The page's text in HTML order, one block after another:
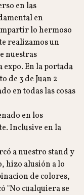
en las
en
lo hermoso
realizamos un
nuestras
En la portada
de 3 de Juan 2
en todas las cosas
en los
Inclusive en la
a nuestro stand y
hizo alusión a lo
de colores,
"No cualquiera se